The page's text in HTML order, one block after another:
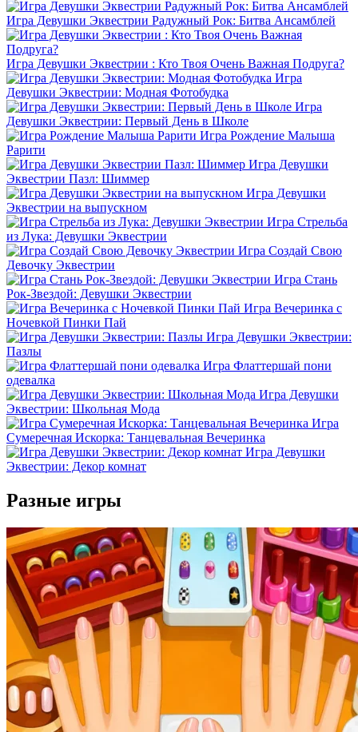
Игра Девушки Эквестрии Радужный Рок: Битва Ансамблей
Игра Девушки Эквестрии : Кто Твоя Очень Важная Подруга?
Игра
Девушки Эквестрии: Модная Фотобудка
Игра
Девушки Эквестрии: Первый День в Школе
Игра Рождение Малыша
Рарити
Игра Девушки
Эквестрии Пазл: Шиммер
Игра Девушки
Эквестрии на выпускном
Игра Стрельба
из Лука: Девушки Эквестрии
Игра Создай Свою
Девочку Эквестрии
Игра Стань
Рок-Звездой: Девушки Эквестрии
Игра Вечеринка с
Ночевкой Пинки Пай
Игра Девушки Эквестрии:
Пазлы
Игра Флаттершай пони
одевалка
Игра Девушки
Эквестрии: Школьная Мода
Игра
Сумеречная Искорка: Танцевальная Вечеринка
Игра Девушки
Эквестрии: Декор комнат
Разные игры